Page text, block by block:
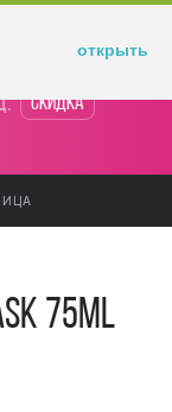
Скидка
75ml
открыть